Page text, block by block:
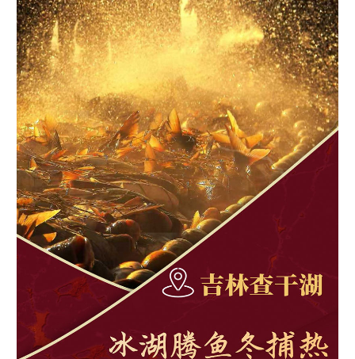
访谈 视频 图片 政务
法律 中央文件 金融 汽车
食品 人居 信息化 数字经济
学术中国 乡村振兴 银龄 溯源中国
城市 旅游 能源 会展
彩票 娱乐 时尚
公益 一带一路 亚太网
文化产业
地方频道
北京 天津 河北 山西